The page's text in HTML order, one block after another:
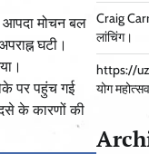
आपदा मोचन बल
घटी।
पर पहुंच गई
के कारणों की
Craig
लांचिंग।
https://
योग